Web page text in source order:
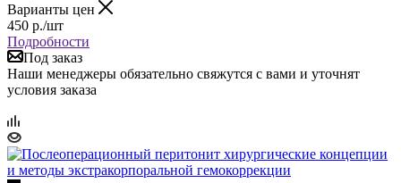
Варианты цен
450 р./шт
Подробности
Под заказ
Наши менеджеры обязательно свяжутся с вами и уточнят
условия заказа